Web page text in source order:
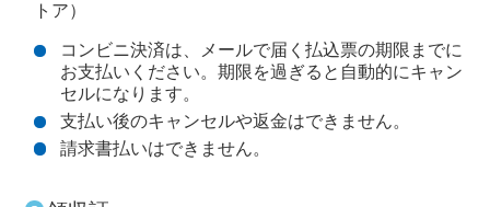
トア）
コンビニ決済は、メールで届く払込票の期限までに
お支払いください。期限を過ぎると自動的にキャン
セルになります。
支払い後のキャンセルや返金はできません。
請求書払いはできません。